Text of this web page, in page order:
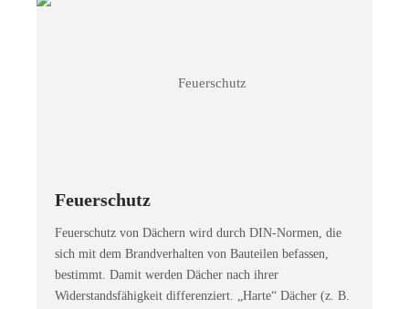
Feuerschutz
Feuerschutz von Dächern wird durch DIN-Normen, die
sich mit dem Brandverhalten von Bauteilen befassen,
bestimmt. Damit werden Dächer nach ihrer
Widerstandsfähigkeit differenziert. „Harte“ Dächer (z. B.